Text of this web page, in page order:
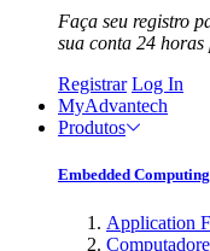
Faça seu registro
sua conta 24
Registrar Log In
MyAdvantech
Produtos
Embedded Computing
Application